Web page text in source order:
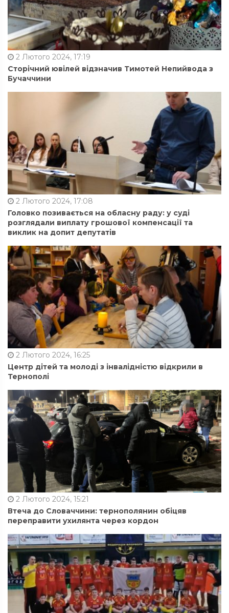
2 Лютого 2024, 17:19
Сторічний ювілей відзначив Тимотей Непийвода з
Бучаччини
2 Лютого 2024, 17:08
Головко позивається на обласну раду: у суді
розглядали виплату грошової компенсації та
виклик на допит депутатів
2 Лютого 2024, 16:25
Центр дітей та молоді з інвалідністю відкрили в
Тернополі
2 Лютого 2024, 15:21
Втеча до Словаччини: тернополянин обіцяв
переправити ухилянта через кордон